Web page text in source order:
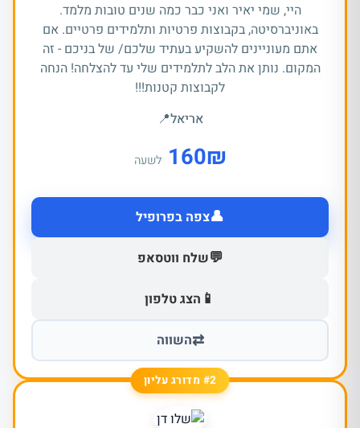
היי, שמי יאיר ואני כבר כמה שנים טובות מלמד.
באוניברסיטה, בקבוצות פרטיות ותלמידים פרטיים. אם
אתם מעוניינים להשקיע בעתיד שלכם/ של בניכם - זה
המקום. נותן את הלב לתלמידים שלי עד להצלחה! הנחה
לקבוצות קטנות!!!
אריאל📍
₪
160 לשעה
👤צפה בפרופיל
💬שלח ווטסאפ
📱 הצג טלפון
⇄השווה
#2 מדורג עליון